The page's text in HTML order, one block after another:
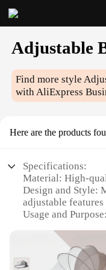
Adjustable
Find more style
with AliExpress
Here are the products
Specifications:
Material: High-
Design and Style:
adjustable features
Usage and
Typical Adaptive
as a standalone
Shape or Size or